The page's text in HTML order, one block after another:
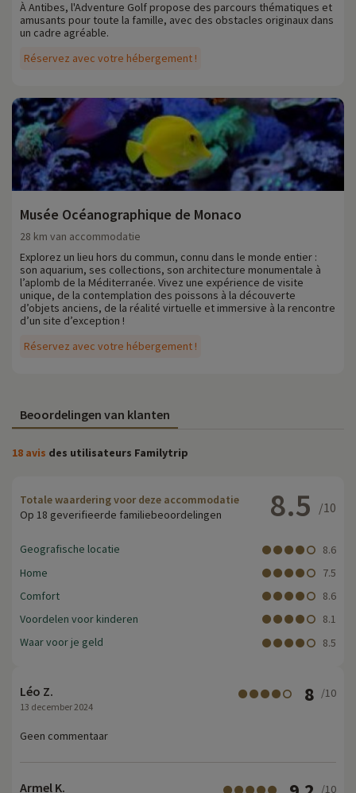
Réservez avec votre hébergement !
À Antibes, l'Adventure Golf propose des parcours thématiques et
amusants pour toute la famille, avec des obstacles originaux dans
un cadre agréable.
Musée Océanographique de Monaco
Réservez avec votre hébergement !
28 km van accommodatie
Explorez un lieu hors du commun, connu dans le monde entier :
son aquarium, ses collections, son architecture monumentale à
l’aplomb de la Méditerranée. Vivez une expérience de visite
unique, de la contemplation des poissons à la découverte
d’objets anciens, de la réalité virtuelle et immersive à la rencontre
d’un site d’exception !
Beoordelingen van klanten
18 avis des utilisateurs Familytrip
Totale waardering voor deze accommodatie
Op 18 geverifieerde familiebeoordelingen
8.5 /10
Geografische locatie
8.6
Home
7.5
Comfort
8.6
Voordelen voor kinderen
8.1
Waar voor je geld
8.5
Léo Z.
13 december 2024
8 /10
Geen commentaar
Armel K. /10